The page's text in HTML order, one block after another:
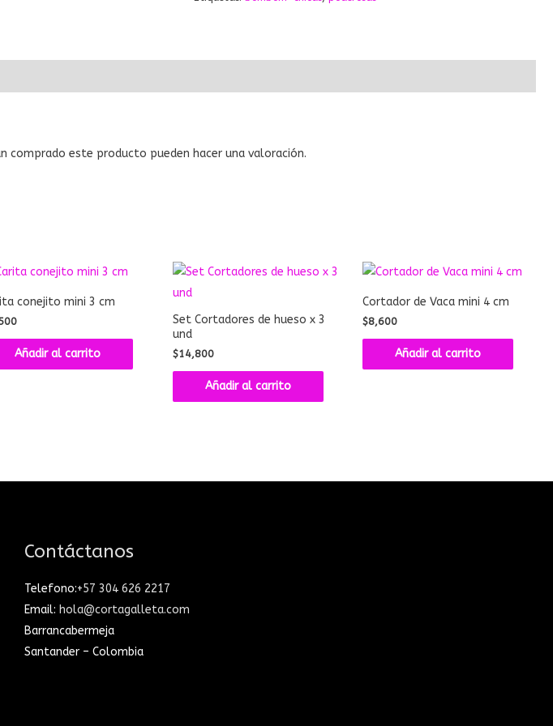
comprado este producto pueden hacer una valoración.
conejito mini 3 cm
Añadir al carrito
Set Cortadores de hueso x 3
und
$14,800
Añadir al carrito
Cortador de Vaca mini 4 cm
$8,600
Añadir al carrito
Contáctanos
Telefono:+57 304 626 2217
Email: hola@cortagalleta.com
Barrancabermeja
Santander – Colombia